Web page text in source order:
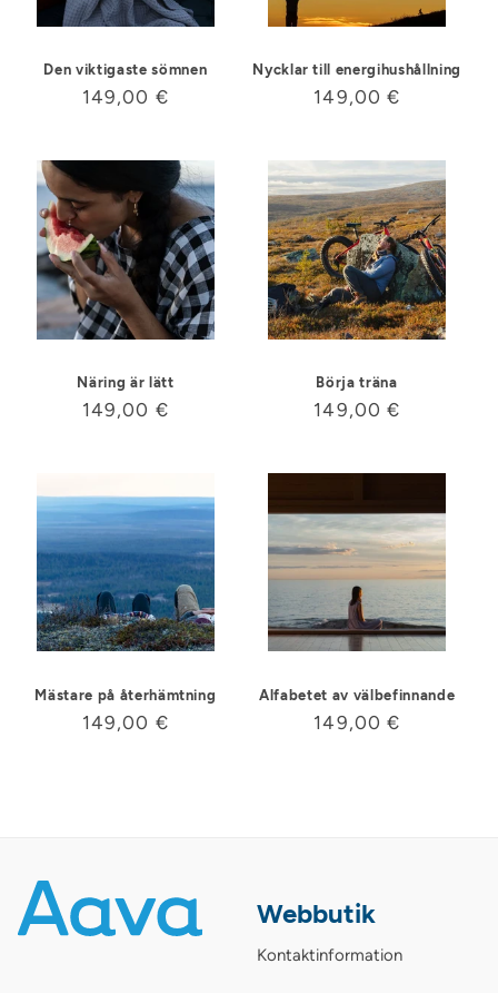
Den viktigaste sömnen
Ordinarie
149,00 €
Nycklar till energihushållning
Ordinarie
149,00 €
Näring är lätt
Ordinarie
149,00 €
Börja träna
Ordinarie
149,00 €
Mästare på återhämtning
Ordinarie
149,00 €
Alfabetet av välbefinnande
Ordinarie
149,00 €
Webbutik
Kontaktinformation